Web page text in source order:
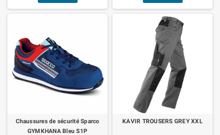
Chaussures de sécurité Sparco
GYMKHANA Bleu S1P
KAVIR TROUSERS GREY XXL